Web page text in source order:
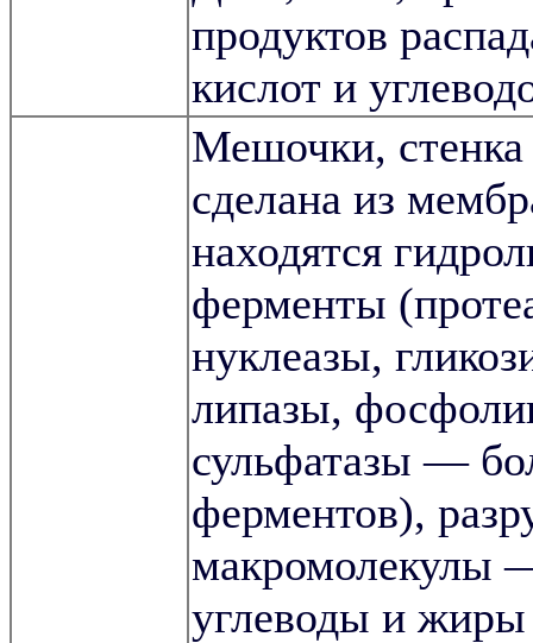
продуктов
кислот и
Мешочки, стенка
сделана из
находятся
ферменты
нуклеазы,
липазы,
сульфатазы —
ферментов),
макромолекулы
углеводы и